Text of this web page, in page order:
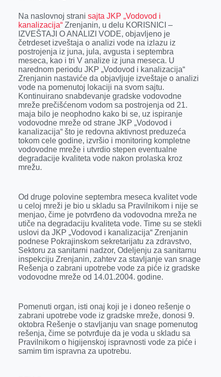
Na naslovnoj strani sajta JKP „Vodovod i
kanalizacija“ Zrenjanin, u delu KORISNICI –
IZVEŠTAJI O ANALIZI VODE, objavljeno je
četrdeset izveštaja o analizi vode na izlazu iz
postrojenja iz juna, jula, avgusta i septembra
meseca, kao i tri V analize iz juna meseca. U
narednom periodu JKP „Vodovod i kanalizacija“
Zrenjanin nastaviće da objavljuje izveštaje o analizi
vode na pomenutoj lokaciji na svom sajtu.
Kontinuirano snabdevanje gradske vodovodne
mreže prečišćenom vodom sa postrojenja od 21.
maja bilo je neophodno kako bi se, uz ispiranje
vodovodne mreže od strane JKP „Vodovod i
kanalizacija“ što je redovna aktivnost preduzeća
tokom cele godine, izvršio i monitoring kompletne
vodovodne mreže i utvrdio stepen eventualne
degradacije kvaliteta vode nakon prolaska kroz
mrežu.
Od druge polovine septembra meseca kvalitet vode
u celoj mreži je bio u skladu sa Pravilnikom i nije se
menjao, čime je potvrđeno da vodovodna mreža ne
utiče na degradaciju kvaliteta vode. Time su se stekli
uslovi da JKP „Vodovod i kanalizacija“ Zrenjanin
podnese Pokrajinskom sekretarijatu za zdravstvo,
Sektoru za sanitarni nadzor, Odeljenju za sanitarnu
inspekciju Zrenjanin, zahtev za stavljanje van snage
Rešenja o zabrani upotrebe vode za piće iz gradske
vodovodne mreže od 14.01.2004. godine.
Pomenuti organ, isti onaj koji je i doneo rešenje o
zabrani upotrebe vode iz gradske mreže, donosi 9.
oktobra Rešenje o stavljanju van snage pomenutog
rešenja, čime se potvrđuje da je voda u skladu sa
Pravilnikom o higijenskoj ispravnosti vode za piće i
samim tim ispravna za upotrebu.